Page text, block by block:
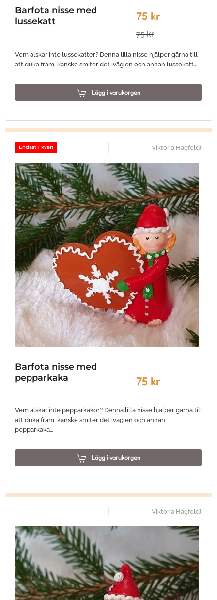
Barfota nisse med
lussekatt
75 kr
75 kr
Vem älskar inte lussekatter? Denna lilla nisse hjälper gärna till
att duka fram, kanske smiter det iväg en och annan lussekatt…
Lägg i varukorgen
Endast 1 kvar! Viktoria Hagfeldt
Barfota nisse med
pepparkaka
75 kr
Vem älskar inte pepparkakor? Denna lilla nisse hjälper gärna till
att duka fram, kanske smiter det iväg en och annan
pepparkaka…
Lägg i varukorgen
Viktoria Hagfeldt